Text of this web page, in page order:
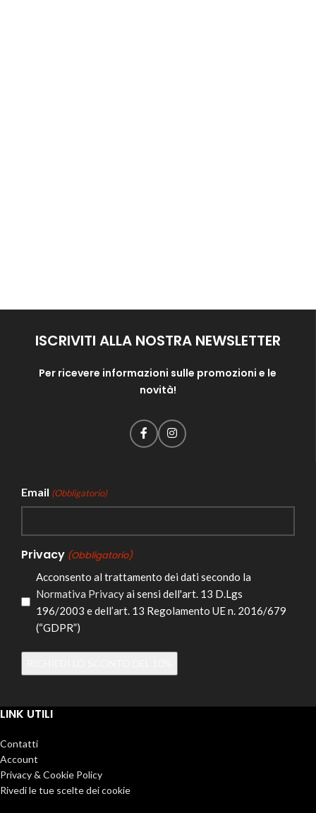
ISCRIVITI ALLA NOSTRA NEWSLETTER
Per ricevere informazioni sulle promozioni e le
novità!
Email (Obbligatorio)
Privacy (Obbligatorio)
Acconsento al trattamento dei dati secondo la
Normativa Privacyai sensi dell'art. 13 D.Lgs
196/2003 e dell’art. 13 Regolamento UE n. 2016/679
(“GDPR”)
LINK UTILI
Contatti
Account
Privacy & Cookie Policy
Rivedi le tue scelte dei cookie